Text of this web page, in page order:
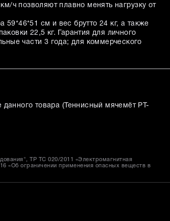
ч позволяют плавно менять нагрузку от
59*46*51 см и вес брутто 24 кг, а также
22,5 кг. Гарантия для личного
части 3 года; для коммерческого
товара ( Теннисный мячемёт PT-
ТР ТС 020/2011 «Электромагнитная
«Об ограничении применения опасных веществ в